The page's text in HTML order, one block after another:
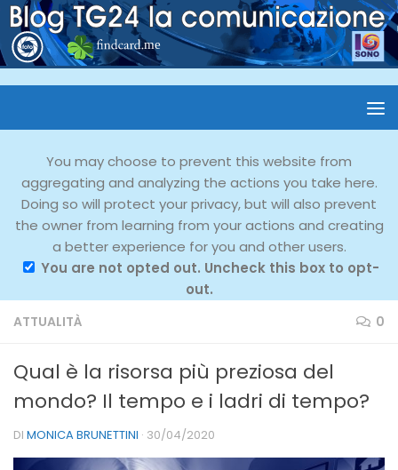
You may choose to prevent this website from
aggregating and analyzing the actions you take here.
Doing so will protect your privacy, but will also prevent
the owner from learning from your actions and creating
a better experience for you and other users.
You are not opted out. Uncheck this box to opt-
out.
ATTUALITÀ 0
Qual è la risorsa più preziosa del
mondo? Il tempo e i ladri di tempo?
DI MONICA BRUNETTINI · 30/04/2020